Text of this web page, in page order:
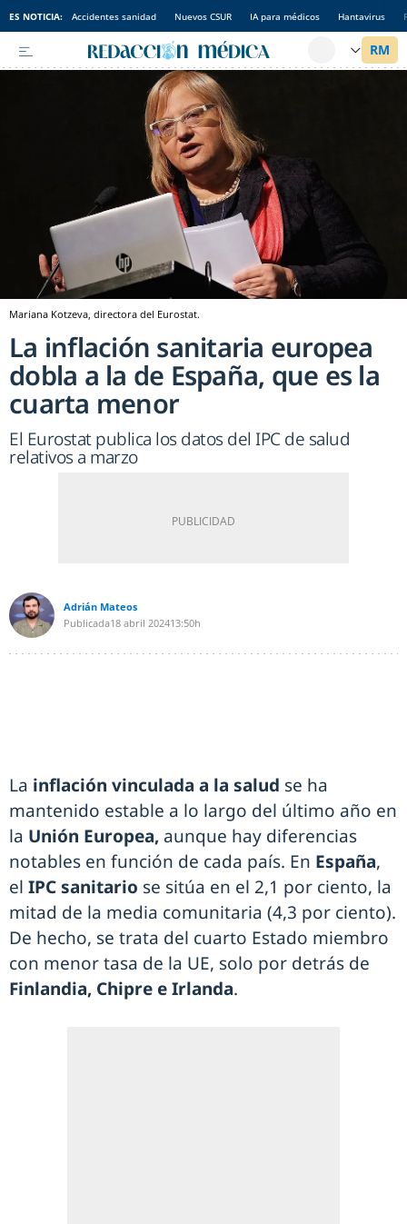
ES NOTICIA: Accidentes sanidad Nuevos CSUR IA para médicos Hantavirus
Mariana Kotzeva, directora del Eurostat.
La inflación sanitaria europea
dobla a la de España, que es la
cuarta menor
El Eurostat publica los datos del IPC de salud
relativos a marzo
Adrián Mateos
Publicada18 abril 202413:50h
La inflación vinculada a la salud se ha
mantenido estable a lo largo del último año en
la Unión Europea, aunque hay diferencias
notables en función de cada país. En España,
el IPC sanitario se sitúa en el 2,1 por ciento, la
mitad de la media comunitaria (4,3 por ciento).
De hecho, se trata del cuarto Estado miembro
con menor tasa de la UE, solo por detrás de
Finlandia, Chipre e Irlanda.